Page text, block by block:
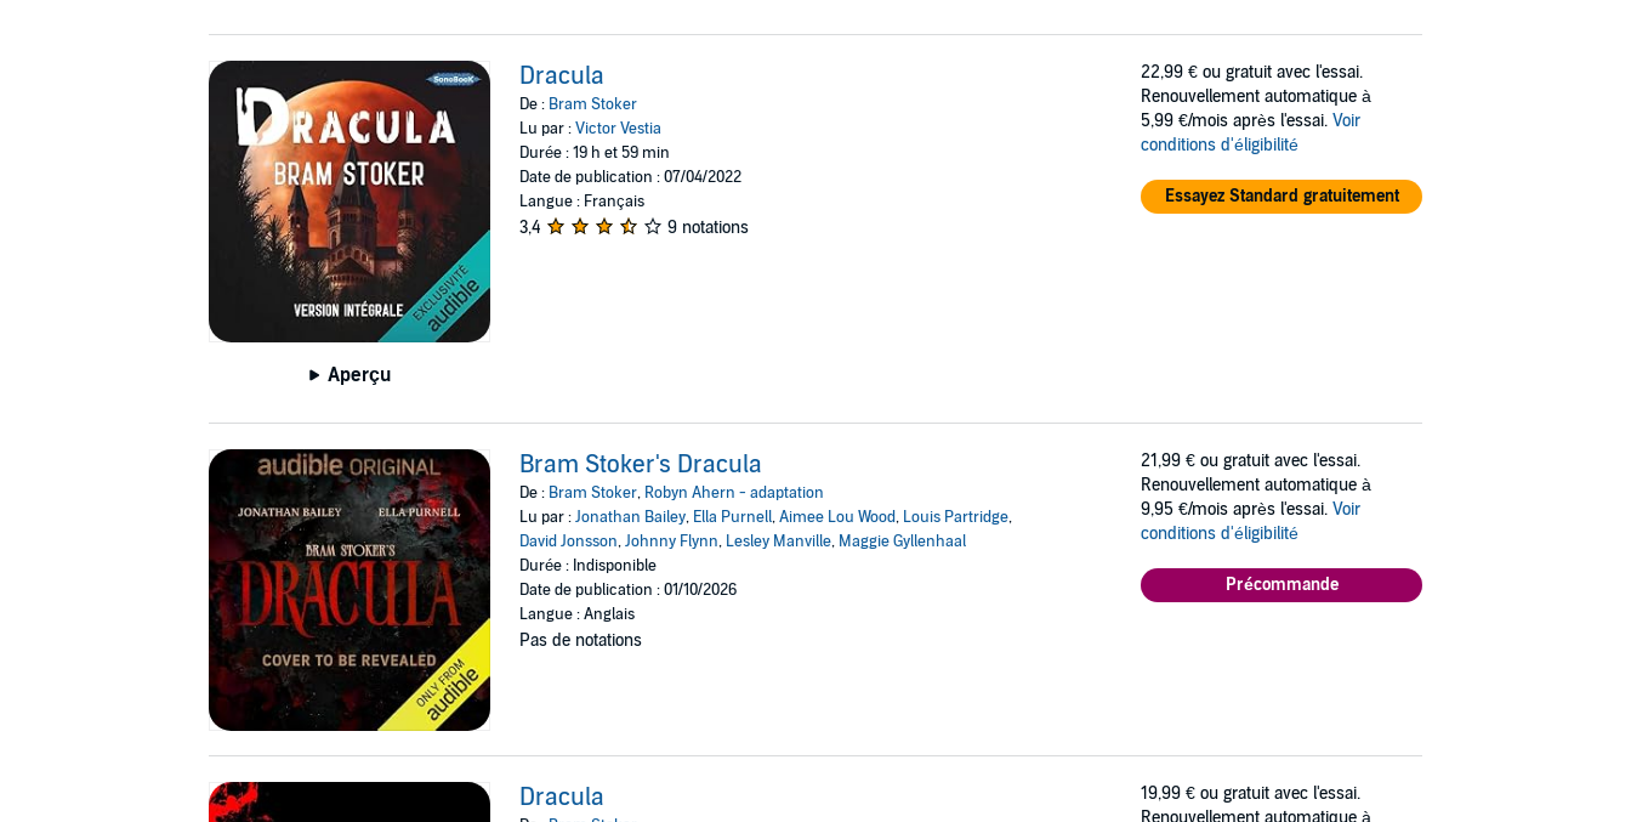
Aperçu
Dracula
De : Bram Stoker
Lu par :Victor Vestia
Durée : 19 h et 59 min
Date de publication : 07/04/2022
Langue : Français
3,4 9 notations
22,99 € ou gratuit avec l'essai.
Renouvellement automatique à
5,99 €/mois après l'essai. Voir
conditions d'éligibilité
Essayez Standard gratuitement
Bram Stoker's Dracula
De : Bram Stoker, Robyn Ahern - adaptation
Lu par :Jonathan Bailey, Ella Purnell,Aimee Lou Wood, Louis Partridge,
David Jonsson,Johnny Flynn, Lesley Manville, Maggie Gyllenhaal
Durée : Indisponible
Date de publication : 01/10/2026
Langue : Anglais
Pas de notations
21,99 € ou gratuit avec l'essai.
Renouvellement automatique à
9,95 €/mois après l'essai. Voir
conditions d'éligibilité
Précommande
Dracula 19,99 € ou gratuit avec l'essai.
Renouvellement automatique à